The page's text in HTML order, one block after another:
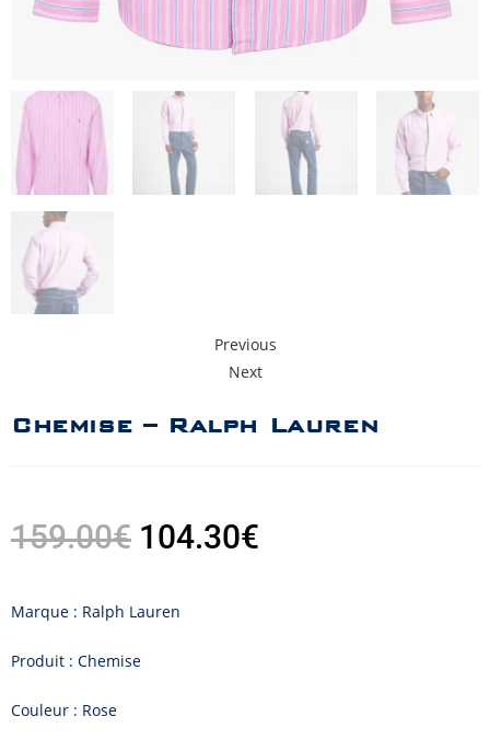
Previous
Next
Chemise – Ralph Lauren
159.00€ 104.30€
Marque : Ralph Lauren
Produit : Chemise
Couleur : Rose